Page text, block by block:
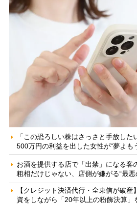
「この恐ろしい株はさっさと手放し
500万円の利益を出した女性が“夢よも
お酒を提供する店で「出禁」になる
粗相だけじゃない、店側が嫌がる“最悪
【クレジット決済代行・全東信が破
資をしながら「20年以上の粉飾決算」